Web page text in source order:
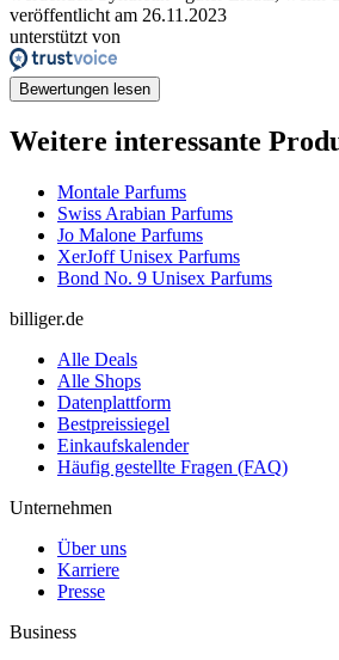
veröffentlicht am 26.11.2023
unterstützt von
Bewertungen lesen
Weitere interessante
Montale Parfums
Swiss Arabian Parfums
Jo Malone Parfums
XerJoff Unisex Parfums
Bond No. 9 Unisex Parfums
billiger.de
Alle Deals
Alle Shops
Datenplattform
Bestpreissiegel
Einkaufskalender
Häufig gestellte Fragen (FAQ)
Unternehmen
Über uns
Karriere
Presse
Business